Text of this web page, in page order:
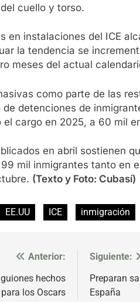
cuello y torso.
en instalaciones del ICE
la tendencia se
meses del actual
como parte de las
de detenciones de
cargo en 2025, a 60 mil
en abril sostienen
mil inmigrantes tanto en
(Texto y Foto: Cubasí)
EE.UU ICE inmigración
Anterior:
hechos
los Oscars
Siguiente:
Preparan
España